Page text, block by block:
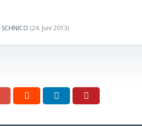
SCHNICO (24. Juni 2013)